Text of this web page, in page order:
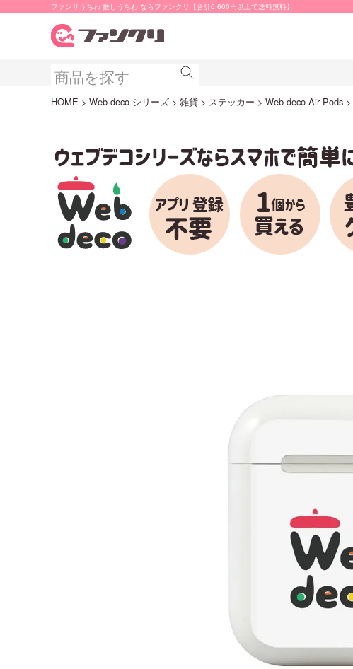
ファンサうちわ 推しうちわ ならファンクリ【合計6,600円以上で送料無料】
HOME Web deco シリーズ 雑貨 ステッカー Web deco Air Pods